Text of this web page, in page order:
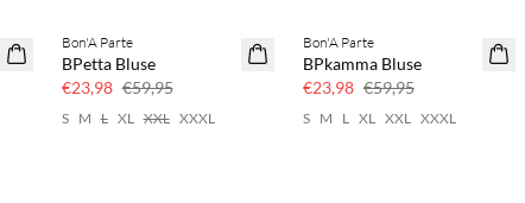
60 % Rabatt
Bon'A Parte
BPetta Bluse
€23,98 €59,95
S M L XL XXL XXXL
60 % Rabatt
Bon'A Parte
BPkamma Bluse
€23,98 €59,95
S M L XL XXL XXXL